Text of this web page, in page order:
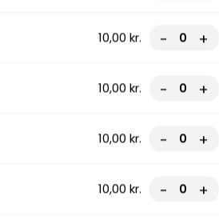
10,00 kr. - +
10,00 kr. - +
10,00 kr. - +
10,00 kr. - +